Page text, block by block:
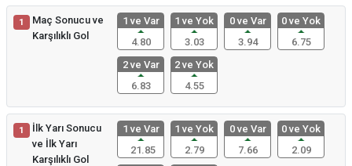
1
Maç Sonucu ve
Karşılıklı Gol
1 ve Var
4.80
1 ve Yok
3.03
0 ve Var
3.94
0 ve Yok
6.75
2 ve Var
6.83
2 ve Yok
4.55
1
İlk Yarı Sonucu
ve İlk Yarı
Karşılıklı Gol
1 ve Var
21.85
1 ve Yok
2.79
0 ve Var
7.66
0 ve Yok
2.09